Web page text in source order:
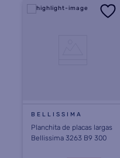
BELLISSIMA
Planchita de placas largas
Bellissima 3263 B9 300